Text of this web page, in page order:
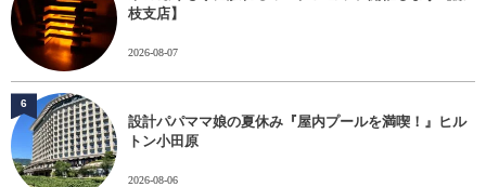
枝支店】
2026-08-07
設計パパママ娘の夏休み『屋内プールを満喫！』ヒル
トン小田原
2026-08-06
6